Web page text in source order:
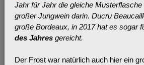
Jahr für Jahr die gleiche
großer Jungwein darin. Ducru
große Bordeaux, in 2017 hat es sogar
des Jahres gereicht.
Der Frost war natürlich auch hier ein